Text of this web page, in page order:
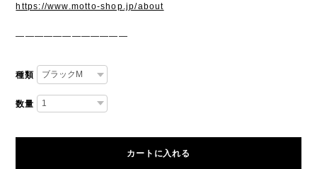
https://www.motto-shop.jp/about
————————————
種類
数量
カートに入れる